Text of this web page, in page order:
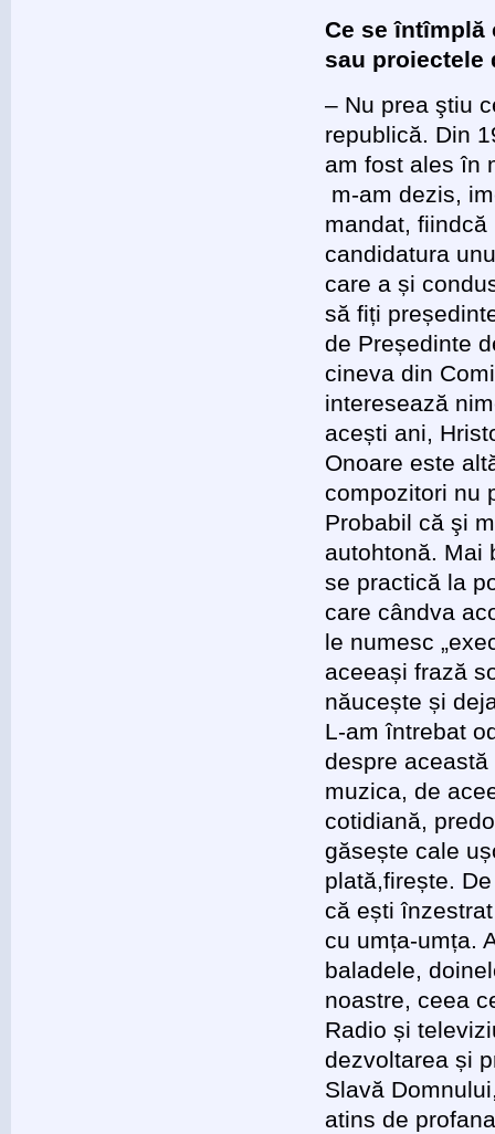
Ce se întîmplă
sau proiectele
– Nu prea ştiu
republică. Din
am fost ales în
m-am dezis,
mandat,
candidatura
care a și
să fiți
de Președinte
cineva din
interesează
acești ani,
Onoare este
compozitori nu
Probabil că şi
autohtonă. Mai
se practică la
care cândva
le numesc
aceeași frază
năucește și
L-am întrebat
despre
muzica, de
cotidiană,
găsește cale
plată,firește.
că ești
cu umța-umța.
baladele,
noastre, ceea
Radio și
dezvoltarea și
Slavă
atins de